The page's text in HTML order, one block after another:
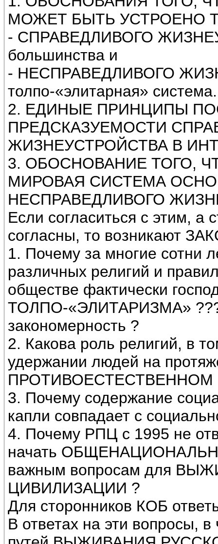
МОЖЕТ БЫТЬ УСТРОЕНО
- СПРАВЕДЛИВОГО
большинства и
- НЕСПРАВЕДЛИВОГО
толпо-«элитарная» система.
2. ЕДИНЫЕ ПРИНЦИПЫ
ПРЕДСКАЗУЕМОСТИ
ЖИЗНЕУСТРОЙСТВА В
3. ОБОСНОВАНИЕ ТОГО,
МИРОВАЯ СИСТЕМА
НЕСПРАВЕДЛИВОГО
Если согласиться с этим, а
согласны, то возникают
1. Почему за многие сотни
различных религий и
обществе фактически
ТОЛПО-«ЭЛИТАРИЗМА» ???
закономерность ?
2. Какова роль религий, в
удержании людей на
ПРОТИВОЕСТЕСТВЕННОМ
3. Почему содержание
капли совпадает с
4. Почему РПЦ с 1995 не
начать
важным вопросам для
ЦИВИЛИЗАЦИИ ?
Для сторонников КОБ
В ответах на эти вопросы,